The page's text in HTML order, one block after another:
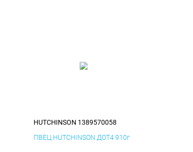
HUTCHINSON 1389570058
ПВЕЦ HUTCHINSON ДОТ4 910г